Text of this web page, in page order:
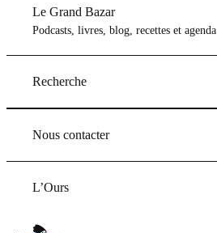
Le Grand Bazar
Podcasts, livres, blog, recettes et agenda
Recherche
Nous contacter
L’Ours